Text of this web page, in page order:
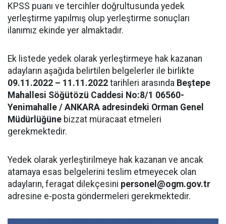
KPSS puanı ve tercihler doğrultusunda yedek
yerleştirme yapılmış olup yerleştirme sonuçları
ilanımız ekinde yer almaktadır.
Ek listede yedek olarak yerleştirmeye hak kazanan
adayların aşağıda belirtilen belgelerler ile birlikte
09.11.2022 – 11.11.2022 tarihleri arasında Beştepe
Mahallesi Söğütözü Caddesi No:8/1 06560-
Yenimahalle / ANKARA adresindeki Orman Genel
Müdürlüğüne bizzat müracaat etmeleri
gerekmektedir.
Yedek olarak yerleştirilmeye hak kazanan ve ancak
atamaya esas belgelerini teslim etmeyecek olan
adayların, feragat dilekçesini personel@ogm.gov.tr
adresine e-posta göndermeleri gerekmektedir.